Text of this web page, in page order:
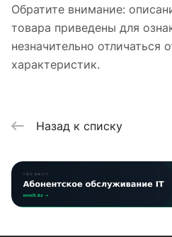
Обратите внимание:
товара приведены для
незначительно отличаться
характеристик.
Назад к списку